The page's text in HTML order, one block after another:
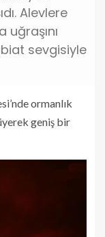
Alevlere
sevgisiyle
ormanlık
geniş bir